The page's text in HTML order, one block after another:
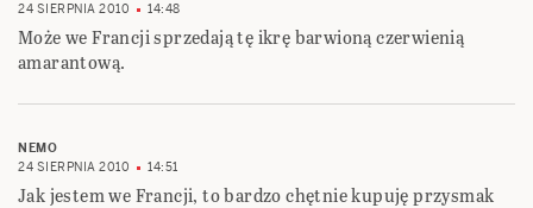
24 SIERPNIA 2010
14:48
Może we Francji sprzedają tę ikrę barwioną czerwienią
amarantową.
NEMO
24 SIERPNIA 2010
14:51
Jak jestem we Francji, to bardzo chętnie kupuję przysmak